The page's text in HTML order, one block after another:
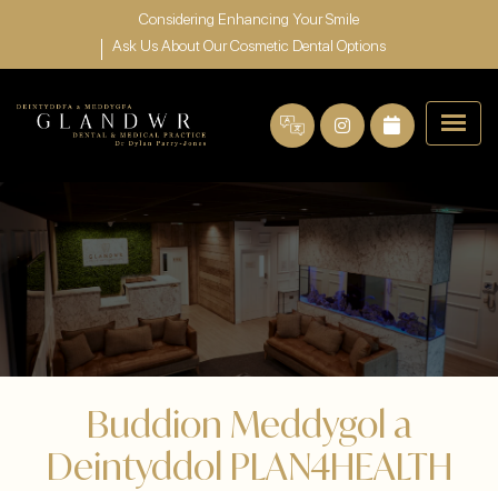
Considering Enhancing Your Smile
Ask Us About Our Cosmetic Dental Options
Buddion Meddygol a
Deintyddol PLAN4HEALTH